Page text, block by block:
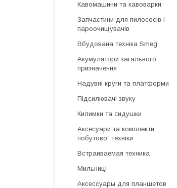
Кавомашини та кавоварки
Запчастини для пилососів і
пароочищувачів
Вбудована техніка Smeg
Акумулятори загального
призначення
Надувні круги та платформи
Підсилювачі звуку
Килимки та сидушки
Аксесуари та комплекти
побутової техніки
Встраиваемая техника
Мильниці
Аксессуары для планшетов